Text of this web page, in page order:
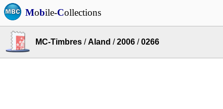
Mobile-Collections
MC-Timbres /Aland /2006 /0266